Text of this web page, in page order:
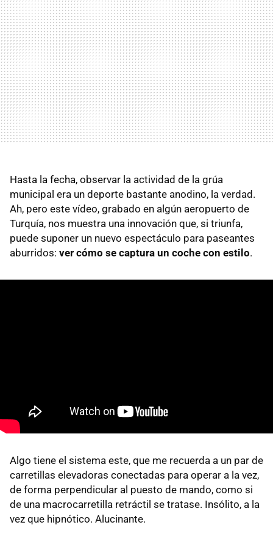
Hasta la fecha, observar la actividad de la grúa
municipal era un deporte bastante anodino, la verdad.
Ah, pero este vídeo, grabado en algún aeropuerto de
Turquía, nos muestra una innovación que, si triunfa,
puede suponer un nuevo espectáculo para paseantes
aburridos: ver cómo se captura un coche con estilo.
Algo tiene el sistema este, que me recuerda a un par de
carretillas elevadoras conectadas para operar a la vez,
de forma perpendicular al puesto de mando, como si
de una macrocarretilla retráctil se tratase. Insólito, a la
vez que hipnótico. Alucinante.